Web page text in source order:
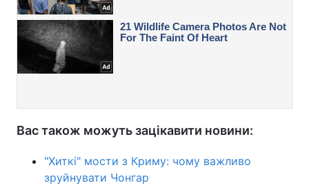
Вас також можуть зацікавити новини:
"Хиткі" мости з Криму: чому важливо
зруйнувати Чонгар